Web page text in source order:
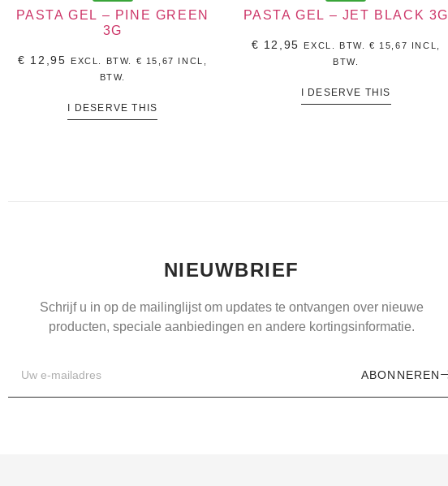
PASTA GEL – PINE GREEN
3G
€ 12,95 EXCL. BTW. € 15,67
INCL,
BTW.
I DESERVE THIS
PASTA GEL – JET BLACK 3G
€ 12,95 EXCL. BTW.€ 15,67
INCL,
BTW.
I DESERVE THIS
NIEUWBRIEF
Schrijf u in op de mailinglijst om updates te ontvangen over nieuwe
producten, speciale aanbiedingen en andere kortingsinformatie.
ABONNEREN